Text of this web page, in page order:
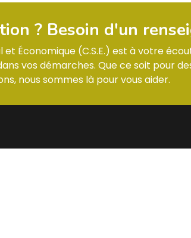
? Besoin d'un
et Économique (C.S.E.) est à votre
vos démarches. Que ce soit pour
nous sommes là pour vous aider.
CONTACTS